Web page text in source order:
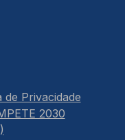
de Privacidade
2030